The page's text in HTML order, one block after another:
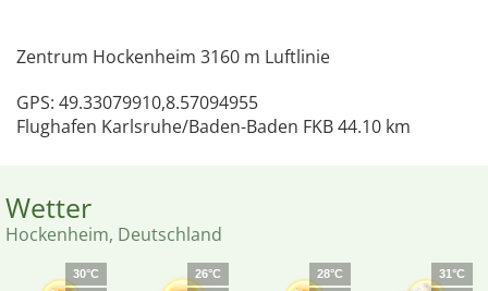
Zentrum Hockenheim 3160 m Luftlinie
GPS: 49.33079910,8.57094955
Flughafen Karlsruhe/Baden-Baden FKB 44.10 km
Wetter
Hockenheim, Deutschland
30°C
26°C
28°C
31°C